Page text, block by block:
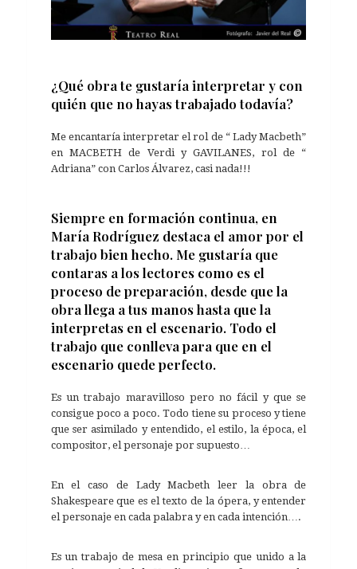
¿Qué obra te gustaría interpretar y con
quién que no hayas trabajado todavía?
Me encantaría interpretar el rol de “ Lady Macbeth”
en MACBETH de Verdi y GAVILANES, rol de “
Adriana” con Carlos Álvarez, casi nada!!!
Siempre en formación continua, en
María Rodríguez destaca el amor por el
trabajo bien hecho. Me gustaría que
contaras a los lectores como es el
proceso de preparación, desde que la
obra llega a tus manos hasta que la
interpretas en el escenario. Todo el
trabajo que conlleva para que en el
escenario quede perfecto.
Es un trabajo maravilloso pero no fácil y que se
consigue poco a poco. Todo tiene su proceso y tiene
que ser asimilado y entendido, el estilo, la época, el
compositor, el personaje por supuesto…
En el caso de Lady Macbeth leer la obra de
Shakespeare que es el texto de la ópera, y entender
el personaje en cada palabra y en cada intención….
Es un trabajo de mesa en principio que unido a la